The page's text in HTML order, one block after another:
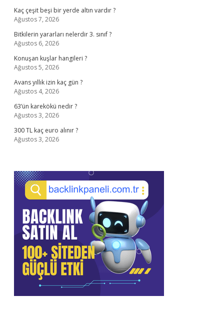
Kaç çeşit beşi bir yerde altın vardır ?
Ağustos 7, 2026
Bitkilerin yararları nelerdir 3. sınıf ?
Ağustos 6, 2026
Konuşan kuşlar hangileri ?
Ağustos 5, 2026
Avans yıllık izin kaç gün ?
Ağustos 4, 2026
63’ün karekökü nedir ?
Ağustos 3, 2026
300 TL kaç euro alınır ?
Ağustos 3, 2026